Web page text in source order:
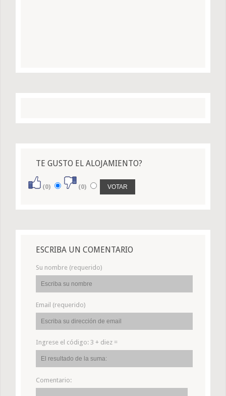
TE GUSTO EL ALOJAMIENTO?
(0) (0)
ESCRIBA UN COMENTARIO
Su nombre (requerido)
Email (requerido)
Ingrese el código: 3 + diez =
Comentario: